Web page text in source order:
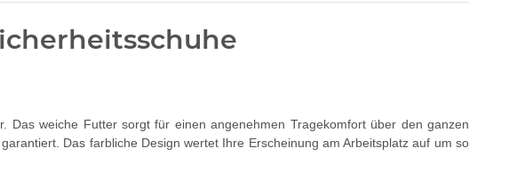
Das weiche Futter sorgt für einen angenehmen Tragekomfort über den ganzen
Das farbliche Design wertet Ihre Erscheinung am Arbeitsplatz auf um so